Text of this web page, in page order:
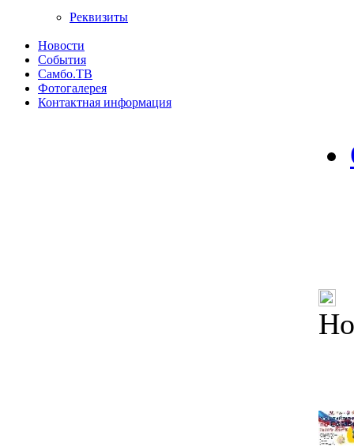
Реквизиты
Новости
События
Самбо.ТВ
Фотогалерея
Контактная информация